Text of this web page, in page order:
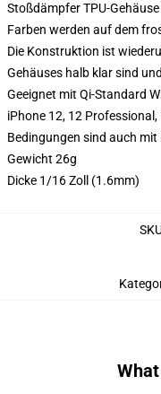
Stoßdämpfer TPU-
Farben werden auf dem
Die Konstruktion ist
Gehäuses halb klar sind
Geeignet mit Qi-Standard
iPhone 12, 12
Bedingungen sind auch
Gewicht 26g
Dicke 1/16 Zoll (1.6mm)